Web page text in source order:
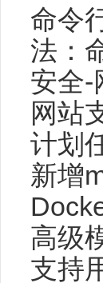
命令
法：
安全-
网站
计划
新增
高级
支持